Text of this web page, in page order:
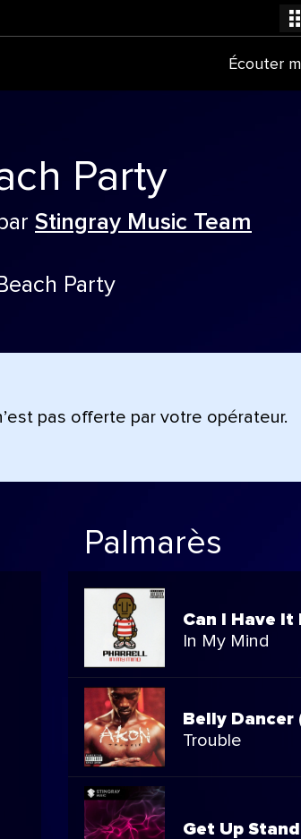
Party
Stingray Music Team
Party
pas offerte par votre opérateur.
Palmarès
Can I Have It
In My Mind
Belly Dancer
Trouble
Get Up
Écouter